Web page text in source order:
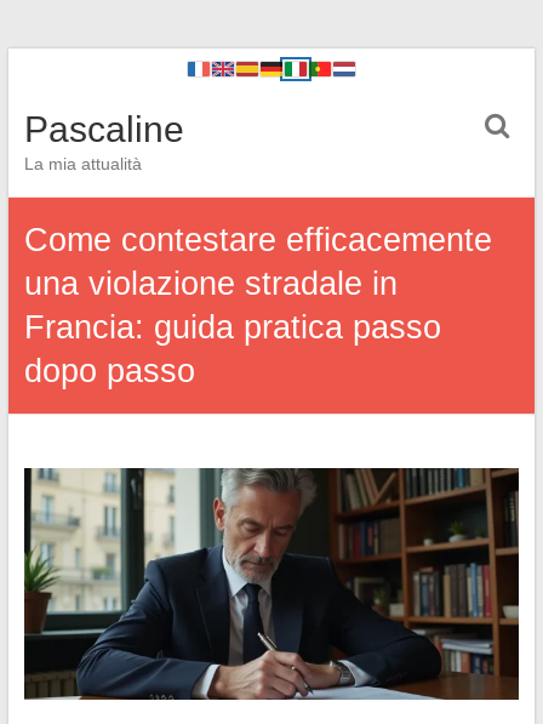
Pascaline
La mia attualità
Come contestare efficacemente
una violazione stradale in
Francia: guida pratica passo
dopo passo